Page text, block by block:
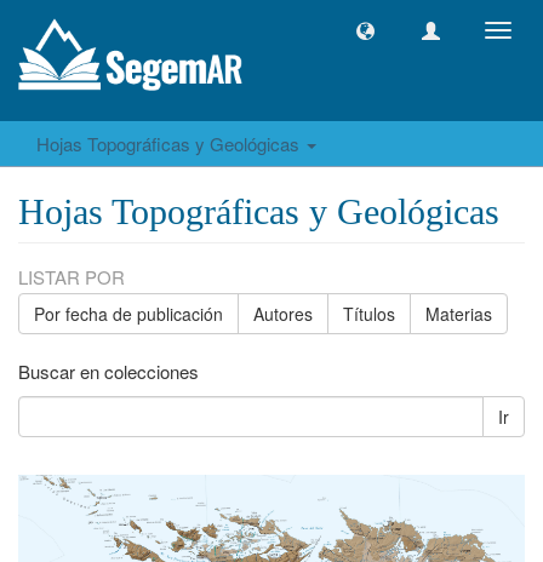
Hojas Topográficas y Geológicas
Hojas Topográficas y Geológicas
LISTAR POR
Por fecha de publicación Autores Títulos Materias
Buscar en colecciones
Ir